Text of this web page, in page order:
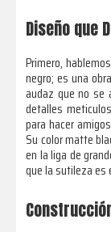
Diseño que
Primero,
negro; es una
audaz que no se
detalles
para hacer
Su color matte
en la liga de
que la sutileza es